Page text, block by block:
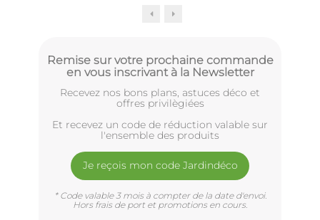
Remise sur votre prochaine commande
en vous inscrivant à la Newsletter
Recevez nos bons plans, astuces déco et
offres privilègiées
Et recevez un code de réduction valable sur
l'ensemble des produits
Je reçois mon code Jardindéco
* Code valable 3 mois à compter de la date d'envoi.
Hors frais de port et promotions en cours.